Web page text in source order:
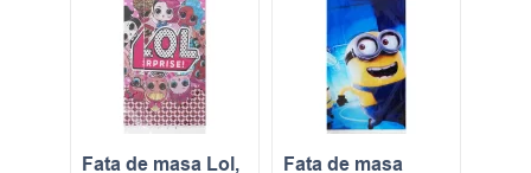
Fata de masa Lol, Fata de masa